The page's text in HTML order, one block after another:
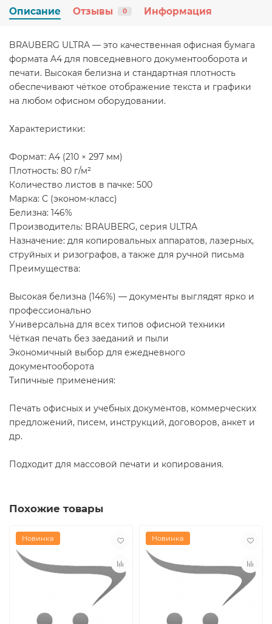
Описание Отзывы 0 Информация
BRAUBERG ULTRA — это качественная офисная бумага
формата A4 для повседневного документооборота и
печати. Высокая белизна и стандартная плотность
обеспечивают чёткое отображение текста и графики
на любом офисном оборудовании.
Характеристики:
Формат: A4 (210 × 297 мм)
Плотность: 80 г/м²
Количество листов в пачке: 500
Марка: С (эконом-класс)
Белизна: 146%
Производитель: BRAUBERG, серия ULTRA
Назначение: для копировальных аппаратов, лазерных,
струйных и ризографов, а также для ручной письма
Преимущества:
Высокая белизна (146%) — документы выглядят ярко и
профессионально
Универсальна для всех типов офисной техники
Чёткая печать без заеданий и пыли
Экономичный выбор для ежедневного
документооборота
Типичные применения:
Печать офисных и учебных документов, коммерческих
предложений, писем, инструкций, договоров, анкет и
др.
Подходит для массовой печати и копирования.
Похожие товары
Новинка Новинка